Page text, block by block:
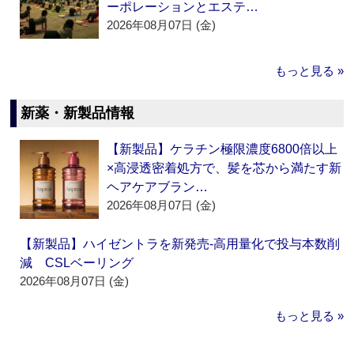
ーポレーションとエステ…
2026年08月07日 (金)
もっと見る »
新薬・新製品情報
【新製品】ケラチン極限濃度6800倍以上
×高浸透密着処方で、髪を芯から満たす新
ヘアケアブラン…
2026年08月07日 (金)
【新製品】ハイゼントラを新発売‐高用量化で投与本数削
減 CSLベーリング
2026年08月07日 (金)
もっと見る »